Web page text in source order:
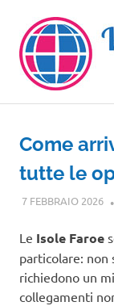
contenuto
Come
tutte le
7 FEBBRAIO 2026
Le Isole Faroe
particolare: non
richiedono un
collegamenti